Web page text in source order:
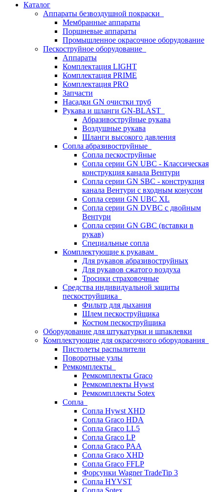
Каталог
Аппараты безвоздушной покраски
Мембранные аппараты
Поршневые аппараты
Промышленное окрасочное оборудование
Пескоструйное оборудование
Аппараты
Комплектация LIGHT
Комплектация PRIME
Комплектация PRO
Запчасти
Насадки GN очистки труб
Рукава и шланги GN-BLAST
Абразивоструйные рукава
Воздушные рукава
Шланги высокого давления
Сопла абразивоструйные
Сопла пескоструйные
Сопла серии GN UBC - Классическая
конструкция канала Вентури
Сопла серии GN SBC - конструкция
канала Вентури c входным конусом
Сопла серии GN UBC XL
Сопла серии GN DVBC с двойным
Вентури
Сопла серии GN GBC (вставки в
рукав)
Специальные сопла
Комплектующие к рукавам
Для рукавов абразивоструйных
Для рукавов сжатого воздуха
Тросики страховочные
Средства индивидуальной защиты
пескоструйщика
Фильтр для дыхания
Шлем пескоструйщика
Костюм пескоструйщика
Оборудование для штукатурки и шпаклевки
Комплектующие для окрасочного оборудования
Пистолеты распылители
Поворотные узлы
Ремкомплекты
Ремкомплекты Graco
Ремкомплекты Hywst
Ремкомпллекты Sotex
Сопла
Сопла Hywst XHD
Сопла Graco HDA
Сопла Graco LL5
Сопла Graco LP
Сопла Graco PAA
Сопла Graco XHD
Сопла Graco FFLP
Форсунки Wagner TradeTip 3
Сопла HYVST
Сопла Sotex